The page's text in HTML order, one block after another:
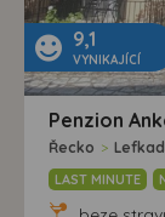
9,1
VYNIKAJÍCÍ
Penzion
Řecko >
LAST MINUTE